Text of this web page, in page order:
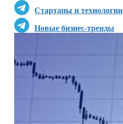
Стартапы и технологии
Новые бизнес-тренды